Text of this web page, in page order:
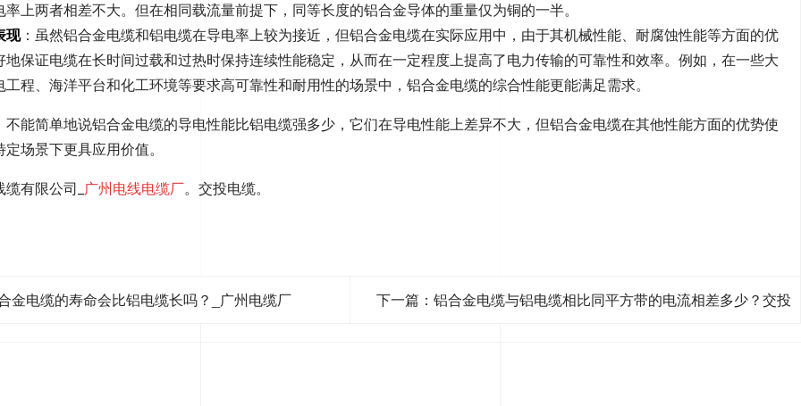
率上两者相差不大。但在相同载流量前提下，同等长度的铝合金导体的重量仅为铜的一半。
现：虽然铝合金电缆和铝电缆在导电率上较为接近，但铝合金电缆在实际应用中，由于其机械性能、耐腐蚀性能等方面的优
地保证电缆在长时间过载和过热时保持连续性能稳定，从而在一定程度上提高了电力传输的可靠性和效率。例如，在一些大
工程、海洋平台和化工环境等要求高可靠性和耐用性的场景中，铝合金电缆的综合性能更能满足需求。
不能简单地说铝合金电缆的导电性能比铝电缆强多少，它们在导电性能上差异不大，但铝合金电缆在其他性能方面的优势使
场景下更具应用价值。
有限公司_ 广州电线电缆厂。交投电缆。
金电缆的寿命会比铝电缆长吗？_广州电缆厂 下一篇：铝合金电缆与铝电缆相比同平方带的电流相差多少？交投